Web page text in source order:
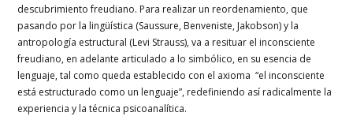
descubrimiento freudiano. Para realizar un reordenamiento, que
pasando por la lingüística (Saussure, Benveniste, Jakobson) y la
antropología estructural (Levi Strauss), va a resituar el inconsciente
freudiano, en adelante articulado a lo simbólico, en su esencia de
lenguaje, tal como queda establecido con el axioma “el inconsciente
está estructurado como un lenguaje”, redefiniendo así radicalmente la
experiencia y la técnica psicoanalítica.